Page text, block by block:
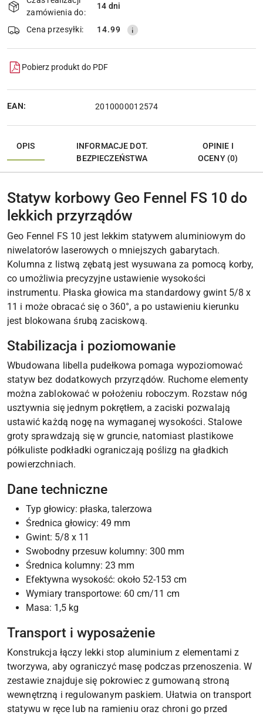
Wyślij
dostawa
zamówienia do:
14 dni
Cena przesyłki: 14.99
Pobierz produkt do PDF
EAN: 2010000012574
OPIS
INFORMACJE DOT.
BEZPIECZEŃSTWA
OPINIE I
OCENY (0)
Statyw korbowy Geo Fennel FS 10 do
lekkich przyrządów
Geo Fennel FS 10 jest lekkim statywem aluminiowym do
niwelatorów laserowych o mniejszych gabarytach.
Kolumna z listwą zębatą jest wysuwana za pomocą korby,
co umożliwia precyzyjne ustawienie wysokości
instrumentu. Płaska głowica ma standardowy gwint 5/8 x
11 i może obracać się o 360°, a po ustawieniu kierunku
jest blokowana śrubą zaciskową.
Stabilizacja i poziomowanie
Wbudowana libella pudełkowa pomaga wypoziomować
statyw bez dodatkowych przyrządów. Ruchome elementy
można zablokować w położeniu roboczym. Rozstaw nóg
usztywnia się jednym pokrętłem, a zaciski pozwalają
ustawić każdą nogę na wymaganej wysokości. Stalowe
groty sprawdzają się w gruncie, natomiast plastikowe
półkuliste podkładki ograniczają poślizg na gładkich
powierzchniach.
Dane techniczne
Typ głowicy: płaska, talerzowa
Średnica głowicy: 49 mm
Gwint: 5/8 x 11
Swobodny przesuw kolumny: 300 mm
Średnica kolumny: 23 mm
Efektywna wysokość: około 52-153 cm
Wymiary transportowe: 60 cm/11 cm
Masa: 1,5 kg
Transport i wyposażenie
Konstrukcja łączy lekki stop aluminium z elementami z
tworzywa, aby ograniczyć masę podczas przenoszenia. W
zestawie znajduje się pokrowiec z gumowaną stroną
wewnętrzną i regulowanym paskiem. Ułatwia on transport
statywu w ręce lub na ramieniu oraz chroni go przed